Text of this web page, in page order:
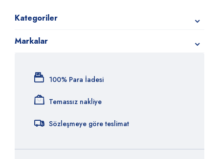
Kategoriler
Markalar
100% Para İadesi
Temassız nakliye
Sözleşmeye göre teslimat